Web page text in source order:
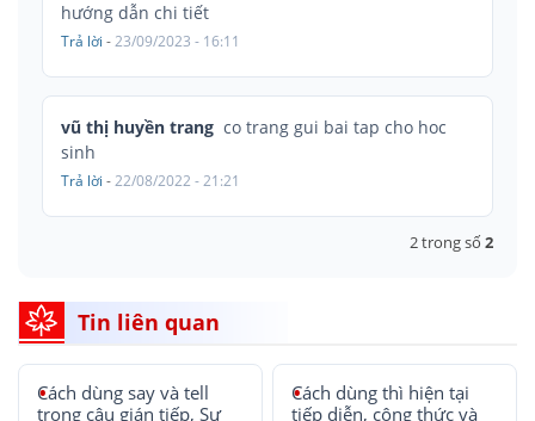
hướng dẫn chi tiết
Trả lời -23/09/2023 - 16:11
vũ thị huyền trang co trang gui bai tap cho hoc
sinh
Trả lời -22/08/2022 - 21:21
2trong số 2
Tin liên quan
Cách dùng say và tell
trong câu gián tiếp, Sự
Cách dùng thì hiện tại
tiếp diễn, công thức và